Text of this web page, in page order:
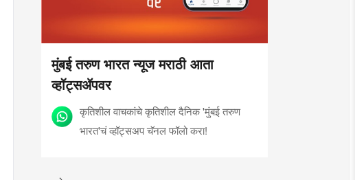
मुंबई तरुण भारत न्यूज मराठी आता
व्हॉट्सॲपवर
कृतिशील वाचकांचे कृतिशील दैनिक 'मुंबई तरुण
भारत'चं व्हॉट्सअप चॅनल फॉलो करा!